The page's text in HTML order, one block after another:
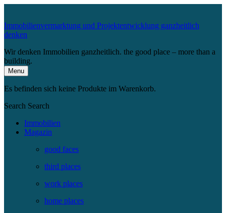
Immobilienvermarktung und Projektentwicklung ganzheitlich
denken
Wir denken Immobilien ganzheitlich. the good place – more than a
building.
Menu
Es befinden sich keine Produkte im Warenkorb.
Search Search
Immobilien
Magazin
good faces
third places
work places
home places